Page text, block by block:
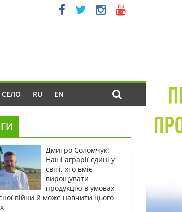
СЕЛО RU EN
Дмитро Соломчук:
Наші аграрії єдині у
світі, хто вміє
вирощувати
продукцію в умовах
війни й може навчити цього